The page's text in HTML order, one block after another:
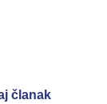
članak